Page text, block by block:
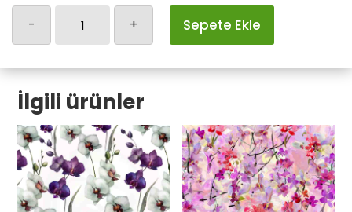
- + Sepete Ekle
İlgili ürünler